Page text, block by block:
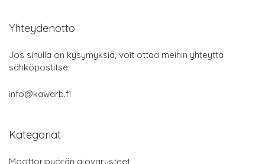
Yhteydenotto
Jos sinulla on kysymyksiä, voit ottaa meihin yhteyttä
sähköpostitse:
info@kawarb.fi
Kategoriat
Moottoripyörän ajovarusteet